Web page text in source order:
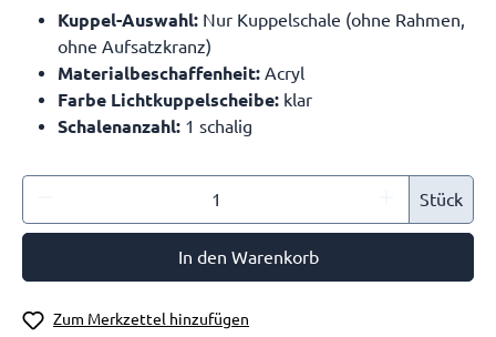
Kuppel-Auswahl: Nur Kuppelschale (ohne Rahmen,
ohne Aufsatzkranz)
Materialbeschaffenheit: Acryl
Farbe Lichtkuppelscheibe: klar
Schalenanzahl: 1 schalig
Stück
In den Warenkorb
Zum Merkzettel hinzufügen